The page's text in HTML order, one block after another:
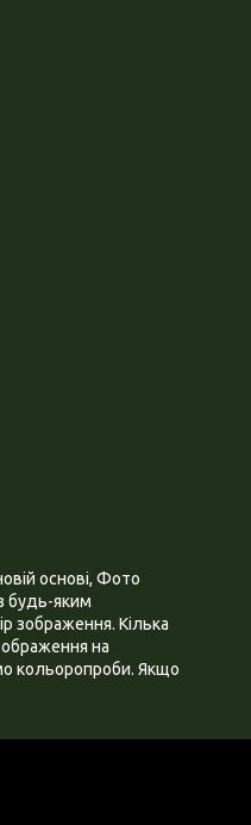
основі, Фото
будь-яким
зображення. Кілька
на
кольоропроби. Якщо